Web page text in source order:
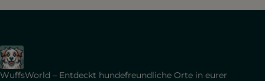
WuffsWorld – Entdeckt hundefreundliche Orte in eurer